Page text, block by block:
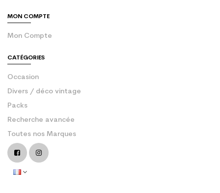
MON COMPTE
Mon Compte
CATÉGORIES
Occasion
Divers / déco vintage
Packs
Recherche avancée
Toutes nos Marques